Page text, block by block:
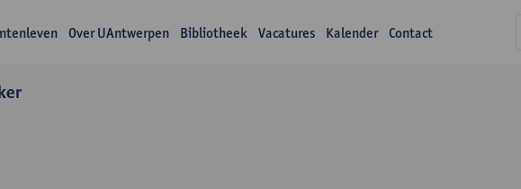
Over UAntwerpen Bibliotheek Vacatures Kalender Contact